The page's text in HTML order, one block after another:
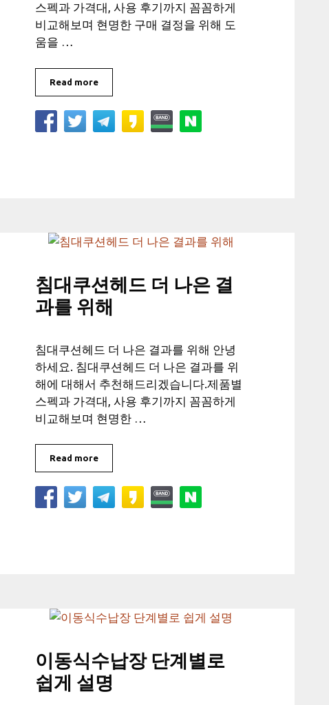
스펙과 가격대, 사용 후기까지 꼼꼼하게
비교해보며 현명한 구매 결정을 위해 도
움을 …
Read more
침대쿠션헤드 더 나은 결
과를 위해
침대쿠션헤드 더 나은 결과를 위해 안녕
하세요. 침대쿠션헤드 더 나은 결과를 위
해에 대해서 추천해드리겠습니다.제품별
스펙과 가격대, 사용 후기까지 꼼꼼하게
비교해보며 현명한 …
Read more
이동식수납장 단계별로
쉽게 설명